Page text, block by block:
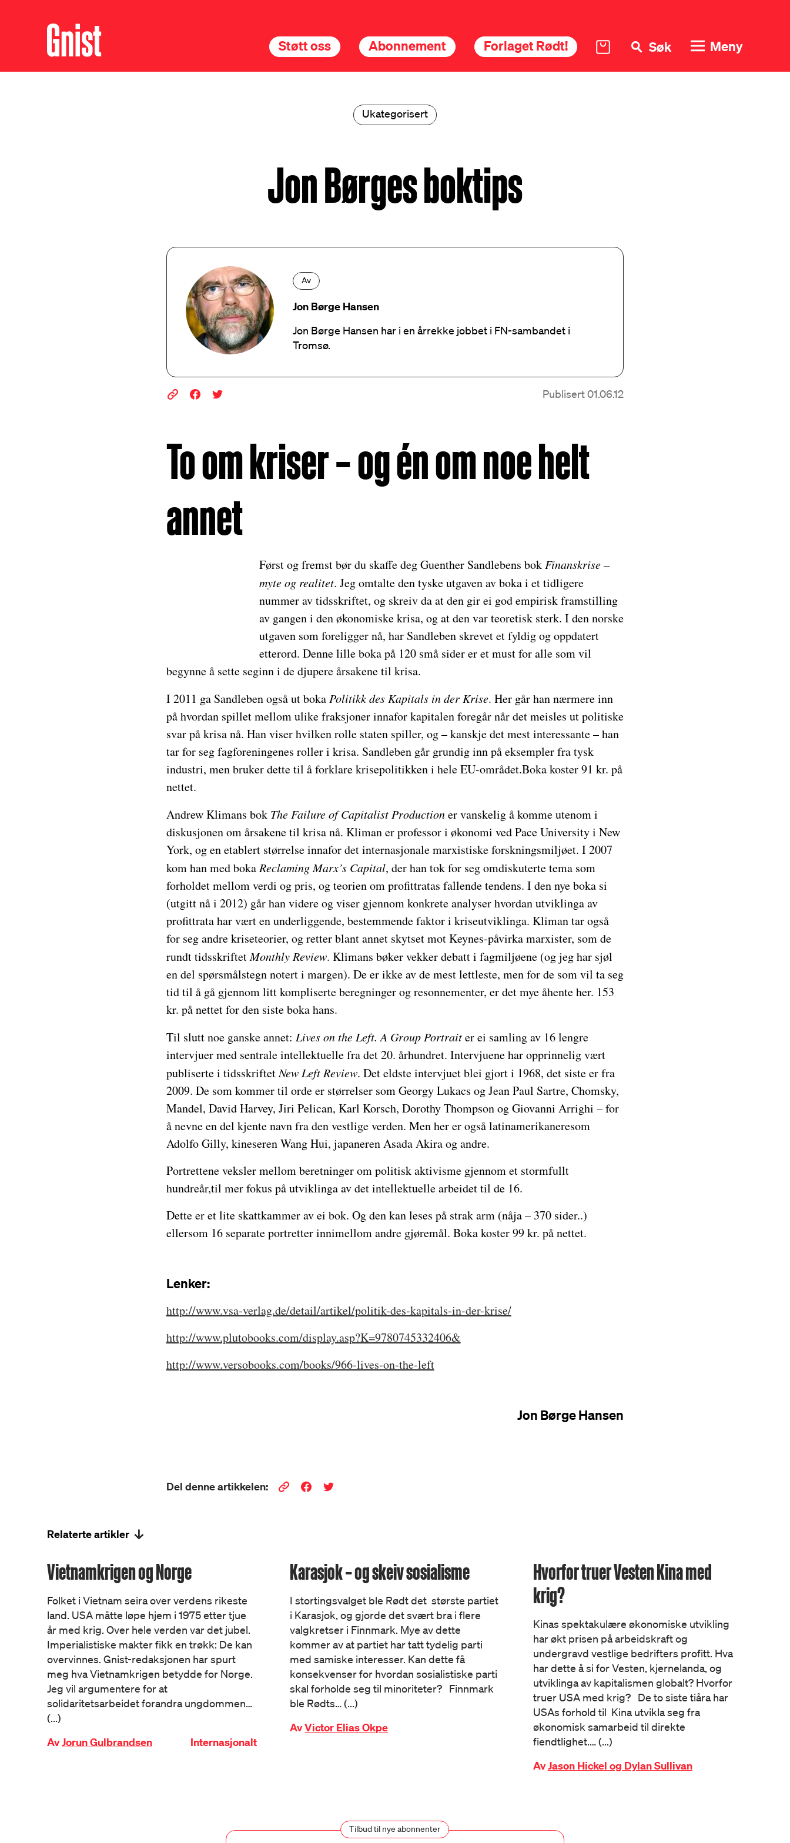
Støtt oss Abonnement Forlaget Rødt! Søk Meny
Ukategorisert
Jon Børges boktips
Av
Jon Børge Hansen
Jon Børge Hansen har i en årrekke jobbet i FN-sambandet i
Tromsø.
Publisert 01.06.12
To om kriser – og én om noe helt
annet
Først og fremst bør du skaffe deg Guenther Sandlebens bok Finanskrise –
myte og realitet. Jeg omtalte den tyske utgaven av boka i et tidligere
nummer av tidsskriftet, og skreiv da at den gir ei god empirisk framstilling
av gangen i den økonomiske krisa, og at den var teoretisk sterk. I den norske
utgaven som foreligger nå, har Sandleben skrevet et fyldig og oppdatert
etterord. Denne lille boka på 120 små sider er et must for alle som vil
begynne å sette seginn i de djupere årsakene til krisa.
I 2011 ga Sandleben også ut boka Politikk des Kapitals in der Krise. Her går han nærmere inn
på hvordan spillet mellom ulike fraksjoner innafor kapitalen foregår når det meisles ut politiske
svar på krisa nå. Han viser hvilken rolle staten spiller, og – kanskje det mest interessante – han
tar for seg fagforeningenes roller i krisa. Sandleben går grundig inn på eksempler fra tysk
industri, men bruker dette til å forklare krisepolitikken i hele EU-området.Boka koster 91 kr. på
nettet.
Andrew Klimans bok The Failure of Capitalist Productioner vanskelig å komme utenom i
diskusjonen om årsakene til krisa nå. Kliman er professor i økonomi ved Pace University i New
York, og en etablert størrelse innafor det internasjonale marxistiske forskningsmiljøet. I 2007
kom han med boka Reclaming Marx’s Capital, der han tok for seg omdiskuterte tema som
forholdet mellom verdi og pris, og teorien om profittratas fallende tendens. I den nye boka si
(utgitt nå i 2012) går han videre og viser gjennom konkrete analyser hvordan utviklinga av
profittrata har vært en underliggende, bestemmende faktor i kriseutviklinga. Kliman tar også
for seg andre kriseteorier, og retter blant annet skytset mot Keynes-påvirka marxister, som de
rundt tidsskriftetMonthly Review. Klimans bøker vekker debatt i fagmiljøene (og jeg har sjøl
en del spørsmålstegn notert i margen). De er ikke av de mest lettleste, men for de som vil ta seg
tid til å gå gjennom litt kompliserte beregninger og resonnementer, er det mye åhente her. 153
kr. på nettet for den siste boka hans.
Til slutt noe ganske annet: Lives on the Left. A Group Portraiter ei samling av 16 lengre
intervjuer med sentrale intellektuelle fra det 20. århundret. Intervjuene har opprinnelig vært
publiserte i tidsskriftetNew Left Review. Det eldste intervjuet blei gjort i 1968, det siste er fra
2009. De som kommer til orde er størrelser som Georgy Lukacs og Jean Paul Sartre, Chomsky,
Mandel, David Harvey, Jiri Pelican, Karl Korsch, Dorothy Thompson og Giovanni Arrighi – for
å nevne en del kjente navn fra den vestlige verden. Men her er også latinamerikaneresom
Adolfo Gilly, kineseren Wang Hui, japaneren Asada Akira og andre.
Portrettene veksler mellom beretninger om politisk aktivisme gjennom et stormfullt
hundreår,til mer fokus på utviklinga av det intellektuelle arbeidet til de 16.
Dette er et lite skattkammer av ei bok. Og den kan leses på strak arm (nåja – 370 sider..)
ellersom 16 separate portretter innimellom andre gjøremål. Boka koster 99 kr. på nettet.
Lenker:
http://www.vsa-verlag.de/detail/artikel/politik-des-kapitals-in-der-krise/
http://www.plutobooks.com/display.asp?K=9780745332406&
http://www.versobooks.com/books/966-lives-on-the-left
Jon Børge Hansen
Del denne artikkelen:
Relaterte artikler
Vietnamkrigen og Norge
Folket i Vietnam seira over verdens rikeste
land. USA måtte løpe hjem i 1975 etter tjue
år med krig. Over hele verden var det jubel.
Imperialistiske makter fikk en trøkk: De kan
overvinnes. Gnist-redaksjonen har spurt
meg hva Vietnamkrigen betydde for Norge.
Jeg vil argumentere for at
solidaritetsarbeidet forandra ungdommen…
(...)
AvJorun Gulbrandsen Internasjonalt
Karasjok – og skeiv sosialisme
I stortingsvalget ble Rødt det største partiet
i Karasjok, og gjorde det svært bra i flere
valgkretser i Finnmark. Mye av dette
kommer av at partiet har tatt tydelig parti
med samiske interesser. Kan dette få
konsekvenser for hvordan sosialistiske parti
skal forholde seg til minoriteter? Finnmark
ble Rødts… (...)
AvVictor Elias Okpe
Hvorfor truer Vesten Kina med
krig?
Kinas spektakulære økonomiske utvikling
har økt prisen på arbeidskraft og
undergravd vestlige bedrifters profitt. Hva
har dette å si for Vesten, kjernelanda, og
utviklinga av kapitalismen globalt? Hvorfor
truer USA med krig? De to siste tiåra har
USAs forhold til Kina utvikla seg fra
økonomisk samarbeid til direkte
fiendtlighet.… (...)
AvJason Hickel og Dylan Sullivan
Tilbud til nye abonnenter